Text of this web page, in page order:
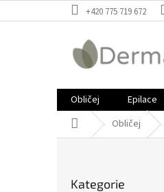
na
+420 775 719 672
Obličej Epilace
Domů Obličej
kategorie
Kategorie